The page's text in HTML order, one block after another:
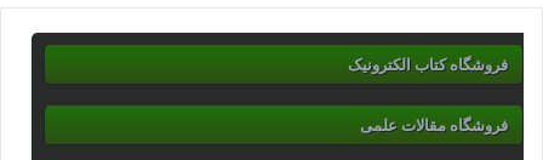
فروشگاه کتاب الکترونیک
فروشگاه مقالات علمی